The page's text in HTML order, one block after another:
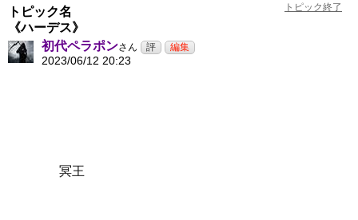
トピック名
《ハーデス》
初代ペラポンさん
2023/06/12 20:23
冥王